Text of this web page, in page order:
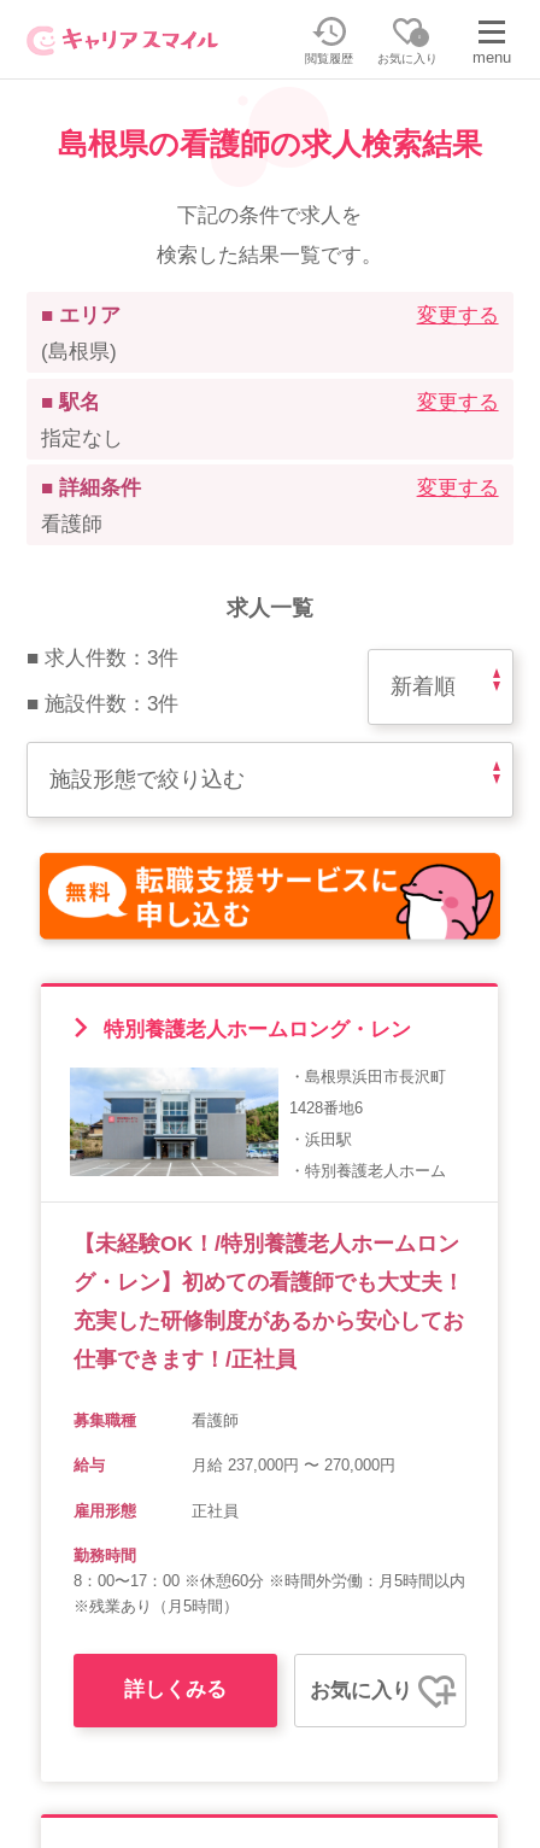
閲覧履歴
0
お気に入り menu
無料相談・お問い合わせはこちら
無料転職相談・お問い合わせの内容を
正社員／パートで働く
派遣で働く
介護の資格取得について
採用担当者様はこちら
正社員・パートの求人を探す
紹介会社を使うメリットについて
介護・看護のお仕事について
利用者の声
WEB勤怠
支店連絡先一覧
会社概要 個人情報保護方針
お知らせ 採用担当者様へ サイトマップ
島根県の看護師の求人検索結果
下記の条件で求人を
検索した結果一覧です。
■ エリア
(島根県)
変更する
■ 駅名
指定なし
変更する
■ 詳細条件
看護師
変更する
求人一覧
■ 求人件数：3件
■ 施設件数：3件
特別養護老人ホームロング・レン
・島根県浜田市長沢町
1428番地6
・浜田駅
・特別養護老人ホーム
【未経験OK！/特別養護老人ホームロン
グ・レン】初めての看護師でも大丈夫！
充実した研修制度があるから安心してお
仕事できます！/正社員
募集職種 看護師
給与 月給 237,000円 〜 270,000円
雇用形態 正社員
勤務時間
8：00〜17：00 ※休憩60分 ※時間外労働：月5時間以内
※残業あり（月5時間）
詳しくみる お気に入り